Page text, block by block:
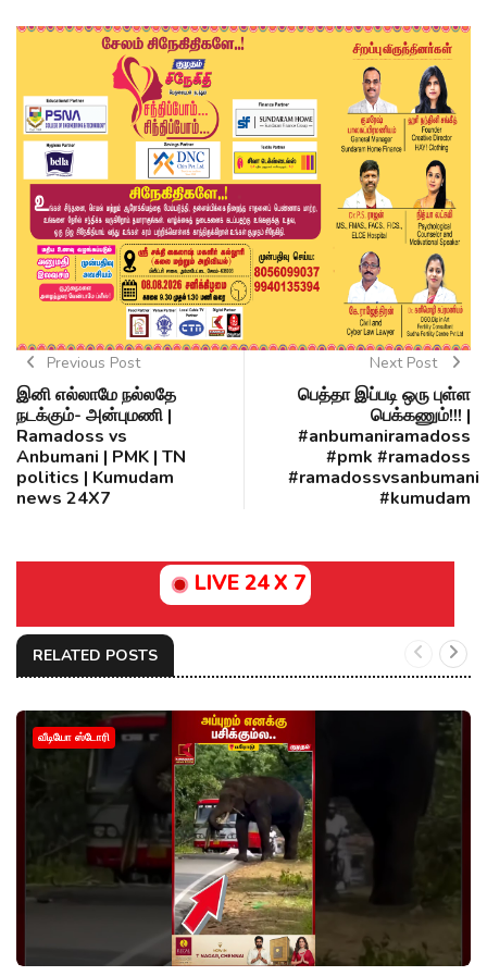
Previous Post
இனி எல்லாமே நல்லதே
நடக்கும்- அன்புமணி |
Ramadoss vs
Anbumani | PMK | TN
politics | Kumudam
news 24X7
Next Post
பெத்தா இப்படி ஒரு புள்ள
பெக்கணும்!!! |
#anbumaniramadoss
#pmk #ramadoss
#ramadossvsanbumani
#kumudam
LIVE 24 X 7
RELATED POSTS
வீடியோ ஸ்டோரி